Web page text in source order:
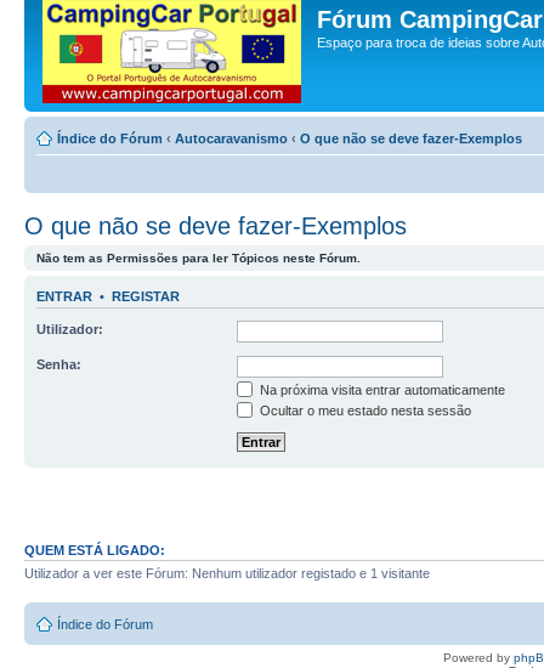
Fórum
Espaço para troca de ideias sobre
Índice do Fórum ‹ Autocaravanismo ‹ O que não se deve fazer-Exemplos
O que não se deve fazer-Exemplos
Não tem as Permissões para ler Tópicos neste Fórum.
ENTRAR • REGISTAR
Utilizador:
Senha:
Na próxima visita entrar automaticamente
Ocultar o meu estado nesta sessão
QUEM ESTÁ LIGADO:
Utilizador a ver este Fórum: Nenhum utilizador registado e 1 visitante
Índice do Fórum
Powered by